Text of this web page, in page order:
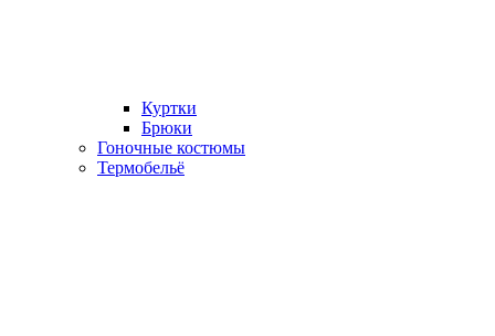
Куртки
Брюки
Гоночные костюмы
Термобельё